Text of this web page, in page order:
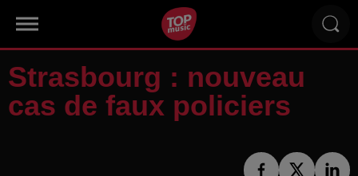
Strasbourg : nouveau
cas de faux policiers